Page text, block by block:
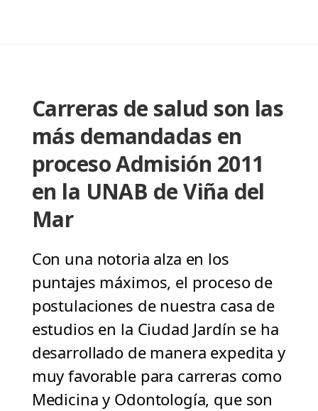
Carreras de salud son las
más demandadas en
proceso Admisión 2011
en la UNAB de Viña del
Mar
Con una notoria alza en los
puntajes máximos, el proceso de
postulaciones de nuestra casa de
estudios en la Ciudad Jardín se ha
desarrollado de manera expedita y
muy favorable para carreras como
Medicina y Odontología, que son